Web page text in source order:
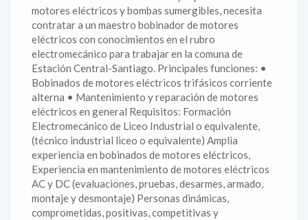
motores eléctricos y bombas sumergibles, necesita
contratar a un maestro bobinador de motores
eléctricos con conocimientos en el rubro
electromecánico para trabajar en la comuna de
Estación Central-Santiago. Principales funciones: •
Bobinados de motores eléctricos trifásicos corriente
alterna • Mantenimiento y reparación de motores
eléctricos en general Requisitos: Formación
Electromecánico de Liceo Industrial o equivalente,
(técnico industrial liceo o equivalente) Amplia
experiencia en bobinados de motores eléctricos,
Experiencia en mantenimiento de motores eléctricos
AC y DC (evaluaciones, pruebas, desarmes, armado,
montaje y desmontaje) Personas dinámicas,
comprometidas, positivas, competitivas y